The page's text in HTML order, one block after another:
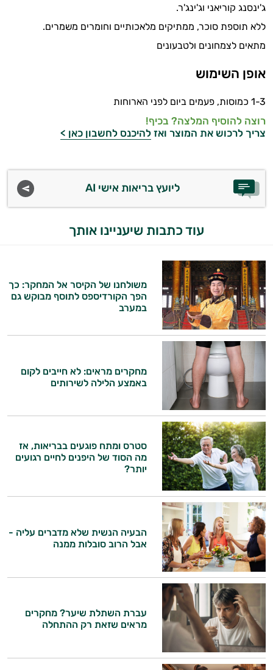
ג'ינסנג קוריאני וג'ינג'ר.
ללא תוספת סוכר, ממתיקים מלאכותיים וחומרים משמרים.
מתאים לצמחונים ולטבעונים
אופן השימוש
1-3 כמוסות, פעמים ביום לפני הארוחות
רוצה להוסיף המלצה? בכיף!
צריך לרכוש את המוצר ואז להיכנס לחשבון כאן >
ליועץ בריאות אישי AI
עוד כתבות שיעניינו אותך
משולחנו של הקיסר אל המחקר: כך
הפך הקורדיספס לתוסף מבוקש גם
במערב
מחקרים מראים: לא חייבים לקום
באמצע הלילה לשירותים
סטרס ומתח פוגעים בבריאות, אז
מה הסוד של היפנים לחיים רגועים
יותר?
הבעיה הנשית שלא מדברים עליה -
אבל הרוב סובלות ממנה
עברת השתלת שיער? מחקרים
מראים שזאת רק ההתחלה